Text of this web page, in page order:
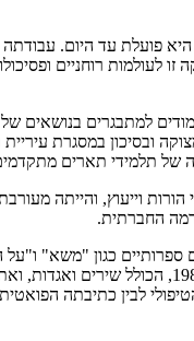
פועלת עד היום. עבודתה
זו לעולמות רוחניים
למתבגרים בנושאים
ובסיכון במסגרת
של תלמידי תארים
וייעוץ, והייתה
החברתית.
כגון "משא" ו"על
בשנת 2007, שבו מתחדדת במיוחד הזיקה